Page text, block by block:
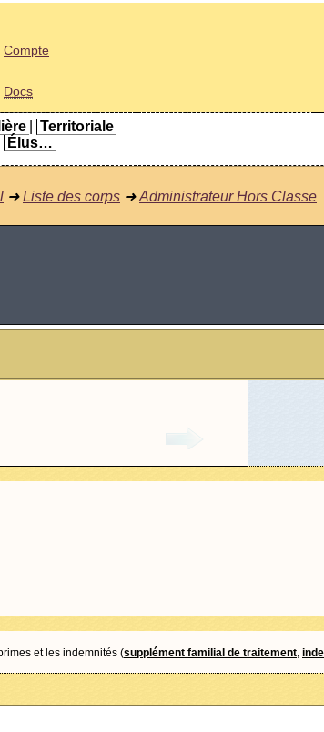
Compte
Docs
Territoriale
Élus…
➜Liste des corps ➜Administrateur Hors Classe
et les indemnités (supplément familial de traitement